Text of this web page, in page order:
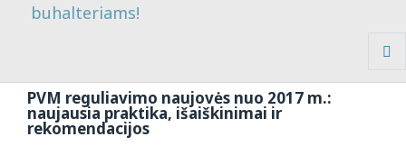
buhalteriams!
PVM reguliavimo naujovės nuo 2017 m.:
naujausia praktika, išaiškinimai ir
rekomendacijos